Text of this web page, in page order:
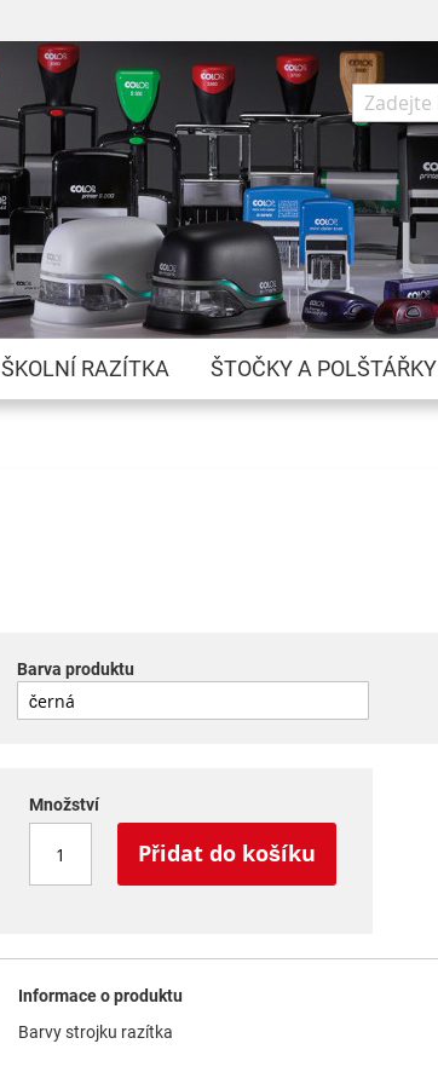
Přejít
na
obsah
Search
ŠKOLNÍ RAZÍTKA ŠTOČKY A POLŠTÁŘKY
Barva produktu
Množství
Přidat do košíku
Informace o produktu
Barvy strojku razítka